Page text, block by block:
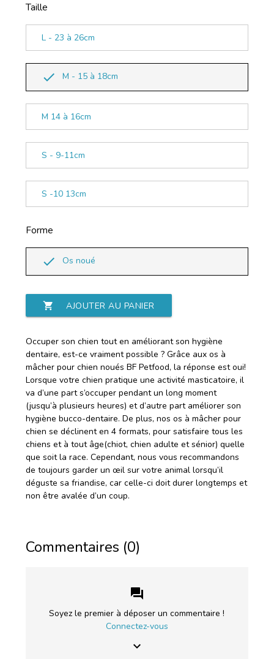
Taille
L - 23 à 26cm
done M - 15 à 18cm
M 14 à 16cm
S - 9-11cm
S -10 13cm
Forme
done Os noué
shopping_cart AJOUTER AU PANIER
Occuper son chien tout en améliorant son hygiène
dentaire, est-ce vraiment possible ? Grâce aux os à
mâcher pour chien noués BF Petfood, la réponse est oui!
Lorsque votre chien pratique une activité masticatoire, il
va d’une part s’occuper pendant un long moment
(jusqu’à plusieurs heures) et d’autre part améliorer son
hygiène bucco-dentaire. De plus, nos os à mâcher pour
chien se déclinent en 4 formats, pour satisfaire tous les
chiens et à tout âge(chiot, chien adulte et sénior) quelle
que soit la race. Cependant, nous vous recommandons
de toujours garder un œil sur votre animal lorsqu’il
déguste sa friandise, car celle-ci doit durer longtemps et
non être avalée d’un coup.
Commentaires (0)
forum
Soyez le premier à déposer un commentaire !
Connectez-vous
keyboard_arrow_down